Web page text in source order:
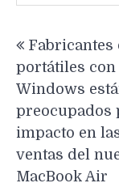
de
entradas
Fabricantes
portátiles con
Windows
preocupados
impacto en
ventas del
MacBook Air